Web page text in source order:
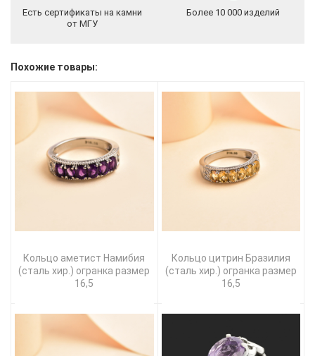
Есть сертификаты на камни
от МГУ
Более 10 000 изделий
Похожие товары:
Кольцо аметист Намибия
(сталь хир.) огранка размер
16,5
Кольцо цитрин Бразилия
(сталь хир.) огранка размер
16,5